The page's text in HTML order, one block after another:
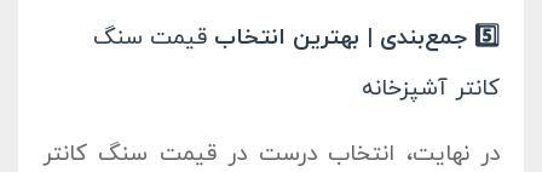
5️⃣ جمع‌بندی | بهترین انتخاب
قیمت سنگ
کانتر آشپزخانه
در نهایت، انتخاب درست درقیمت سنگ کانتر